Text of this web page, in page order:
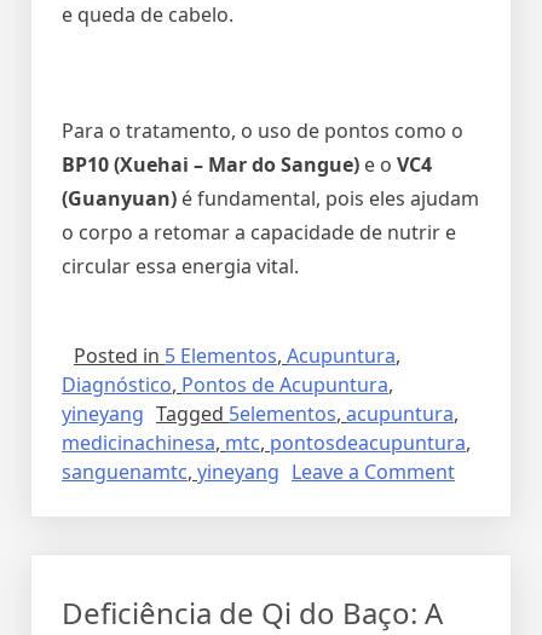
e queda de cabelo.
Para o tratamento, o uso de pontos como o
BP10(Xuehai – Mar do Sangue) e o VC4
(Guanyuan) é fundamental, pois eles ajudam
o corpo a retomar a capacidade de nutrir e
circular essa energia vital.
Posted in 5 Elementos, Acupuntura,
Diagnóstico, Pontos de Acupuntura,
yineyang Tagged 5elementos, acupuntura,
medicinachinesa, mtc, pontosdeacupuntura,
sanguenamtc, yineyang Leave a Comment
Deficiência de Qi do Baço: A